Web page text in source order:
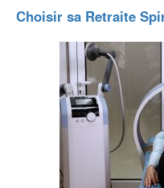
Choisir sa Retraite